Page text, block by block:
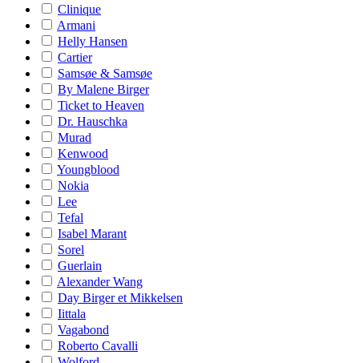
Clinique
Armani
Helly Hansen
Cartier
Samsøe & Samsøe
By Malene Birger
Ticket to Heaven
Dr. Hauschka
Murad
Kenwood
Youngblood
Nokia
Lee
Tefal
Isabel Marant
Sorel
Guerlain
Alexander Wang
Day Birger et Mikkelsen
Iittala
Vagabond
Roberto Cavalli